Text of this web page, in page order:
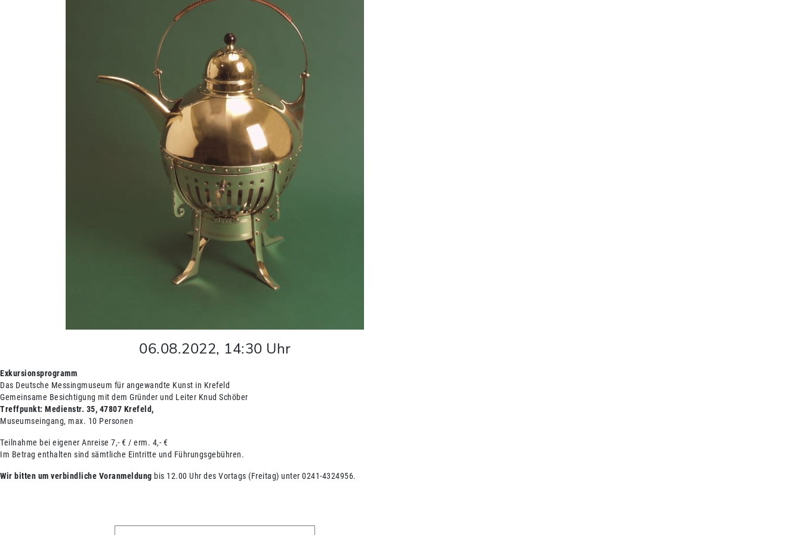
06.08.2022, 14:30 Uhr
Exkursionsprogramm
Das Deutsche Messingmuseum für angewandte Kunst in Krefeld
Gemeinsame Besichtigung mit dem Gründer und Leiter Knud Schöber
Treffpunkt: Medienstr. 35, 47807 Krefeld,
Museumseingang, max. 10 Personen
Teilnahme bei eigener Anreise 7,- € / erm. 4,- €
Im Betrag enthalten sind sämtliche Eintritte und Führungsgebühren.
Wir bitten um verbindliche Voranmeldung bis 12.00 Uhr des Vortags (Freitag) unter 0241-4324956.